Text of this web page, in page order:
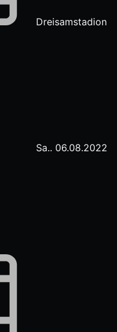
Dreisamstadion
Sa.. 06.08.2022